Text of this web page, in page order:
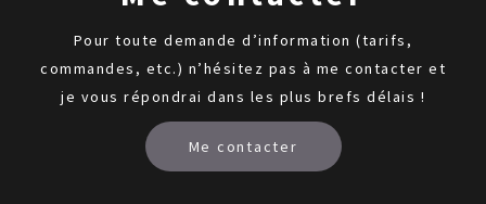
Pour toute demande d’information (tarifs,
commandes, etc.) n’hésitez pas à me contacter et
je vous répondrai dans les plus brefs délais !
Me contacter